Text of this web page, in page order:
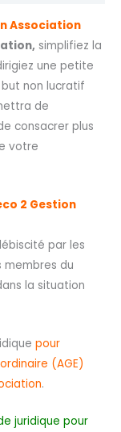
Association
simplifiez la
une petite
non lucratif
de
consacrer plus
votre
2 Gestion
par les
membres du
la situation
pour
(AGE)
.
juridique pour